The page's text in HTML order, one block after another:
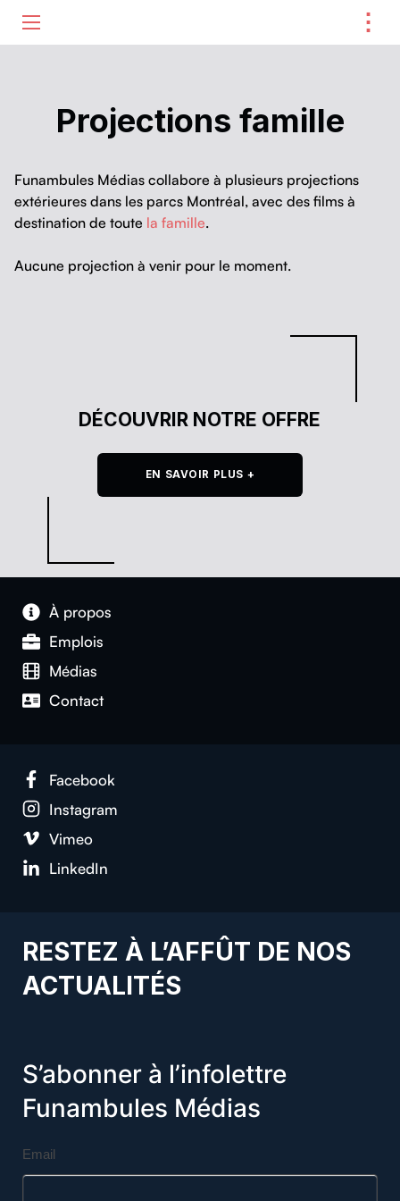
⋮
Projections famille
Funam­bules Médias col­la­bore à plusieurs pro­jec­tions
extérieures dans les parcs Mon­tréal, avec des films à
des­ti­na­tion de toute la famille.
Aucune pro­jec­tion à venir pour le moment.
DÉCOUVRIR NOTRE OFFRE
EN SAVOIR PLUS +
À pro­pos
Emplois
Médias
Con­tact
Face­book
Insta­gram
Vimeo
LinkedIn
RESTEZ À L’AFFÛT DE NOS
ACTUALITÉS
S’abonner à l’infolettre
Funambules Médias
Email